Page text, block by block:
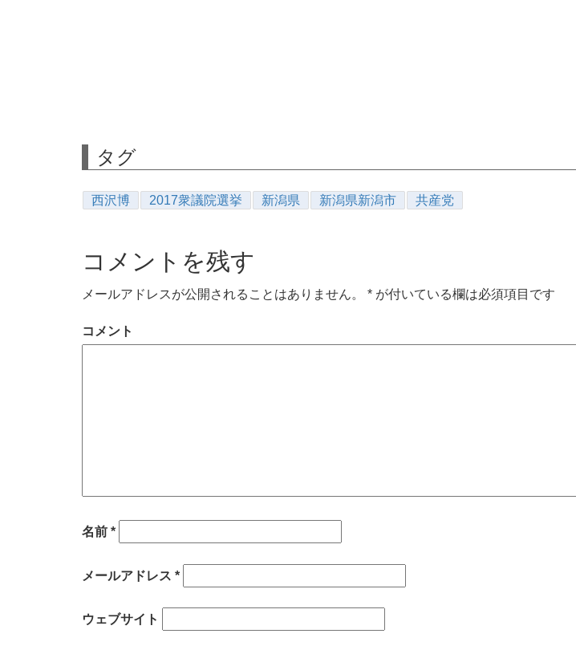
タグ
西沢博 2017衆議院選挙 新潟県 新潟県新潟市 共産党
コメントを残す
メールアドレスが公開されることはありません。 * が付いている欄は必須項目です
コメント
名前 *
メールアドレス *
ウェブサイト